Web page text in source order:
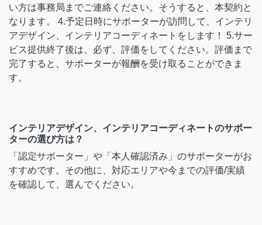
い方は事務局までご連絡ください。そうすると、本契約と
なります。 4.予定日時にサポーターが訪問して、インテリ
アデザイン、インテリアコーディネートをします！ 5.サー
ビス提供終了後は、必ず、評価をしてください。評価まで
完了すると、サポーターが報酬を受け取ることができま
す。
インテリアデザイン、インテリアコーディネートのサポー
ターの選び方は？
「認定サポーター」や「本人確認済み」のサポーターがお
すすめです。その他に、対応エリアや今までの評価/実績
を確認して、選んでください。